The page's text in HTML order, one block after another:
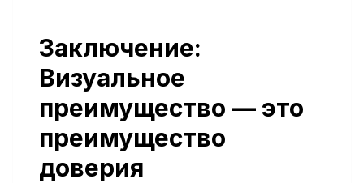
Заключение:
Визуальное
преимущество — это
преимущество
доверия